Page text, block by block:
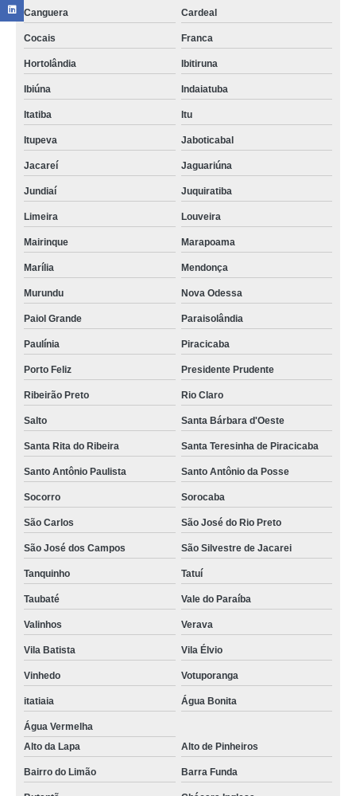
Canguera Cardeal
Cocais Franca
Hortolândia Ibitiruna
Ibiúna Indaiatuba
Itatiba Itu
Itupeva Jaboticabal
Jacareí Jaguariúna
Jundiaí Juquiratiba
Limeira Louveira
Mairinque Marapoama
Marília Mendonça
Murundu Nova Odessa
Paiol Grande Paraisolândia
Paulínia Piracicaba
Porto Feliz Presidente Prudente
Ribeirão Preto Rio Claro
Salto Santa Bárbara d'Oeste
Santa Rita do Ribeira Santa Teresinha de Piracicaba
Santo Antônio Paulista Santo Antônio da Posse
Socorro Sorocaba
São Carlos São José do Rio Preto
São José dos Campos São Silvestre de Jacarei
Tanquinho Tatuí
Taubaté Vale do Paraíba
Valinhos Verava
Vila Batista Vila Élvio
Vinhedo Votuporanga
itatiaia Água Bonita
Água Vermelha
Alto da Lapa
Alto de Pinheiros
Bairro do Limão Barra Funda